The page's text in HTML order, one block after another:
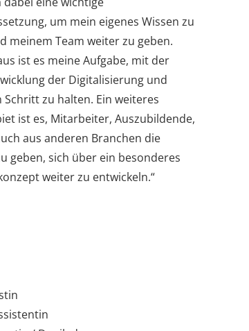
um mein eigenes Wissen zu
meinem Team weiter zu geben.
ist es meine Aufgabe, mit der
der Digitalisierung und
zu halten. Ein weiteres
ist es, Mitarbeiter, Auszubildende,
aus anderen Branchen die
geben, sich über ein besonderes
weiter zu entwickeln.“